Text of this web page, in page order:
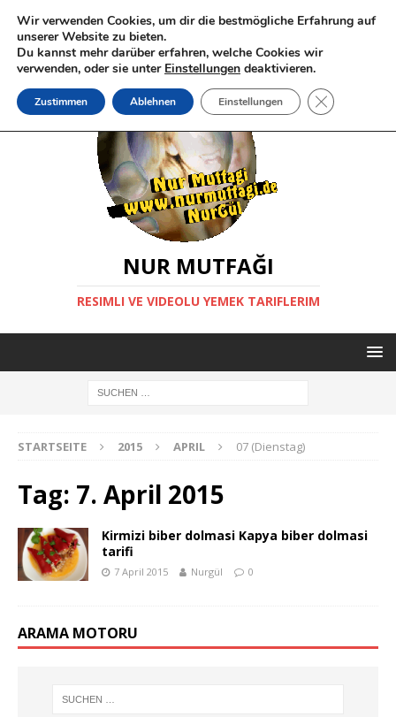
NUR MUTFAĞI
RESIMLI VE VIDEOLU YEMEK TARIFLERIM
STARTSEITE 2015 APRIL 07 (Dienstag)
Tag: 7. April 2015
Kirmizi biber dolmasi Kapya biber dolmasi
tarifi
7 April 2015 Nurgül 0
ARAMA MOTORU
Wir verwenden Cookies, um dir die bestmögliche Erfahrung auf
unserer Website zu bieten.
Du kannst mehr darüber erfahren, welche Cookies wir
verwenden, oder sie unter Einstellungen deaktivieren.
Zustimmen Ablehnen Einstellungen GDPR